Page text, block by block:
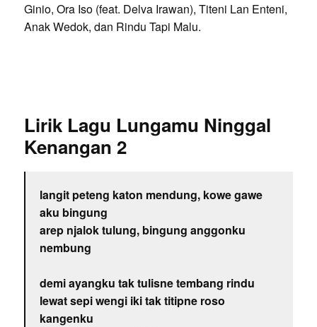
Ginio, Ora Iso (feat. Delva Irawan), Titeni Lan Enteni,
Anak Wedok, dan Rindu Tapi Malu.
Lirik Lagu Lungamu Ninggal
Kenangan 2
langit peteng katon mendung, kowe gawe
aku bingung
arep njalok tulung, bingung anggonku
nembung
demi ayangku tak tulisne tembang rindu
lewat sepi wengi iki tak titipne roso
kangenku